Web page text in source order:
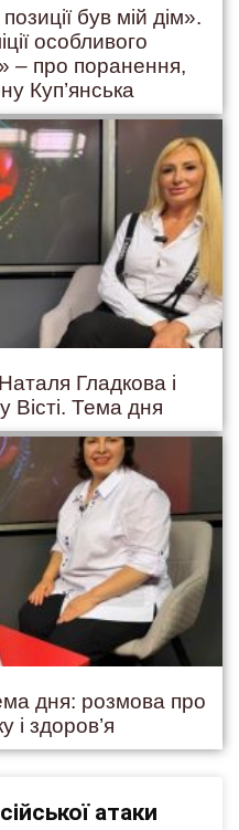
був мій дім».
особливого
– про поранення,
Куп’янська
Гладкова і
Вісті. Тема дня
дня: розмова про
і здоров’я
атаки